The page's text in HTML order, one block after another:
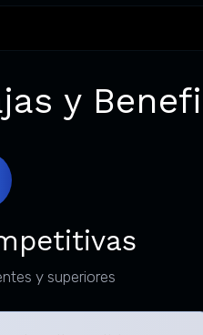
y
y superiores